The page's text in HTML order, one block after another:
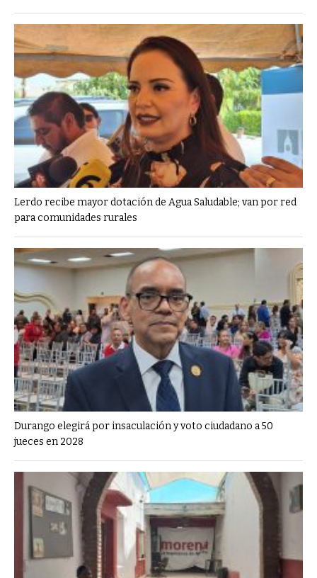
Lerdo recibe mayor dotación de Agua Saludable; van por red
para comunidades rurales
Durango elegirá por insaculación y voto ciudadano a 50
jueces en 2028